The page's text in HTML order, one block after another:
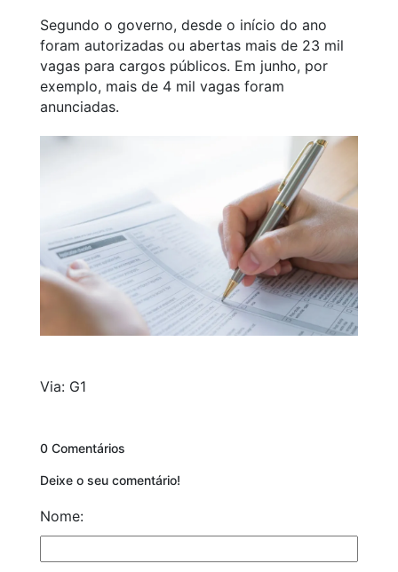
Segundo o governo, desde o início do ano
foram autorizadas ou abertas mais de 23 mil
vagas para cargos públicos. Em junho, por
exemplo, mais de 4 mil vagas foram
anunciadas.
Via: G1
0 Comentários
Deixe o seu comentário!
Nome: